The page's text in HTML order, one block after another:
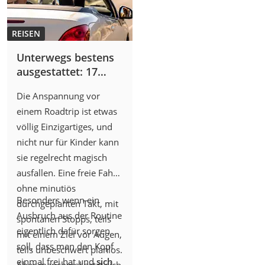
Ladekabel wieder lange
gesucht werden müsste.
REISEN
Unterwegs bestens
ausgestattet: 17
für Auto und
Roadtrip
Die Anspannung vor
einem Roadtrip ist etwas
völlig Einzigartiges, und
nicht nur für Kinder kann
sie regelrecht magisch
ausfallen. Eine freie Fahrt
ohne minutiös
durchgeplanten Takt, mit
spontanen Stopps, teils
mit einem Ziel vor Augen,
teils unbeschwert planlos.
Besonders wenn ein
Ausbruch aus der Routine
eigentlich dafür sorgen
soll, dass man den Kopf
einmal frei hat undsich